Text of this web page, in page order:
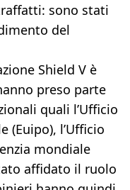
sono stati
del
Shield V è
preso parte
quali l’Ufficio
(Euipo), l’Ufficio
mondiale
affidato il ruolo